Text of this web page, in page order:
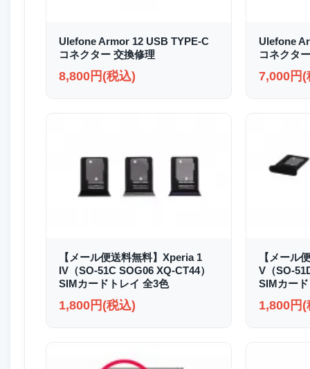
Ulefone Armor 12 USB TYPE-C
コネクター 交換修理
8,800円(税込)
Ulefone
コネクタ
7,000円(
【メール便送料無料】Xperia 1
IV（SO-51C SOG06 XQ-CT44）
SIMカードトレイ 全3色
1,800円(税込)
【メール
V（SO-
SIMカー
1,800円(